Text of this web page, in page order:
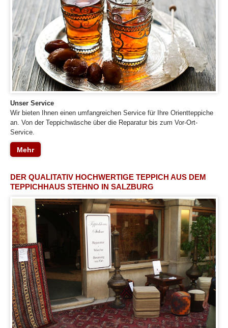
Unser Service
Wir bieten Ihnen einen umfangreichen Service für Ihre Orientteppiche
an. Von der Teppichwäsche über die Reparatur bis zum Vor-Ort-
Service.
Mehr
DER QUALITATIV HOCHWERTIGE TEPPICH AUS DEM
TEPPICHHAUS STEHNO IN SALZBURG